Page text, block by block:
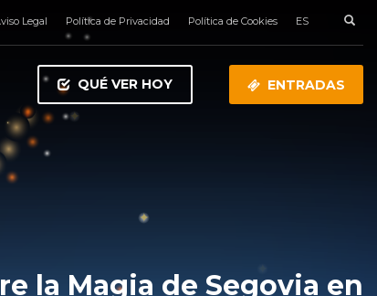
Legal Política de Privacidad Política de Cookies ES
QUÉ VER HOY ENTRADAS
la Magia de Segovia en